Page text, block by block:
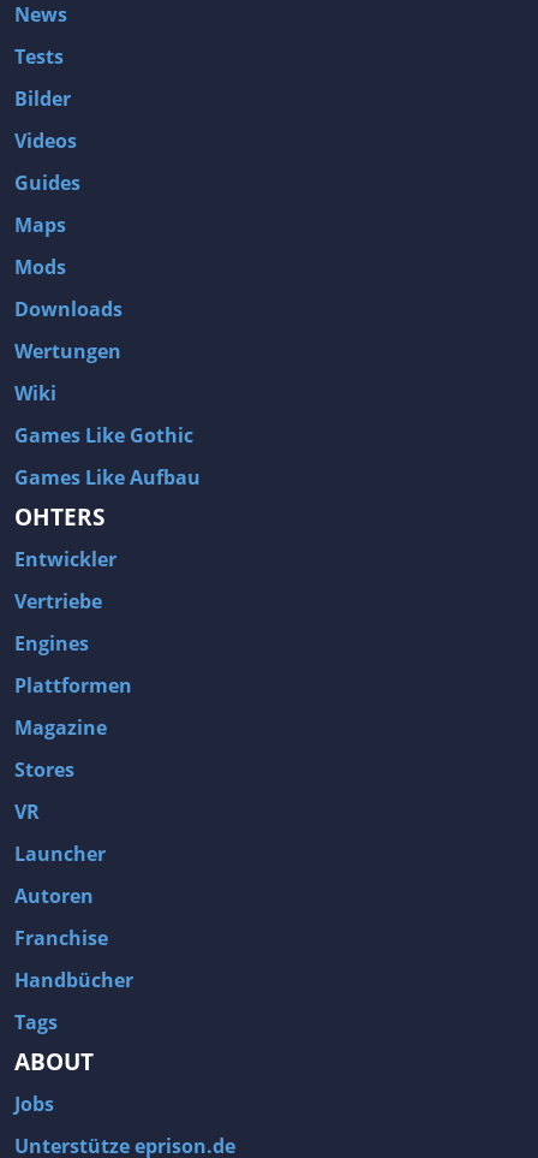
News
Tests
Bilder
Videos
Guides
Maps
Mods
Downloads
Wertungen
Wiki
Games Like Gothic
Games Like Aufbau
OHTERS
Entwickler
Vertriebe
Engines
Plattformen
Magazine
Stores
VR
Launcher
Autoren
Franchise
Handbücher
Tags
ABOUT
Jobs
Unterstütze eprison.de